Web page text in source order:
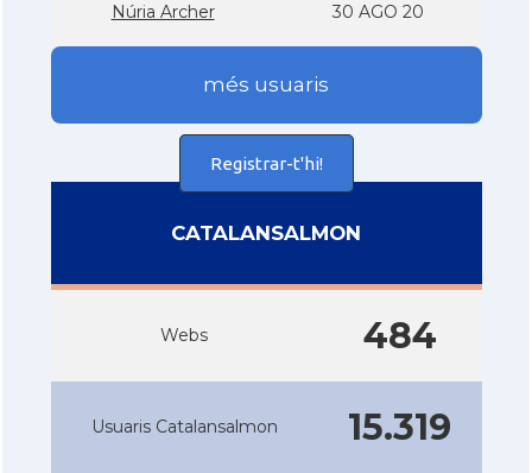
Núria Archer 30 AGO 20
més usuaris
Registrar-t'hi!
CATALANSALMON
Webs 484
Usuaris Catalansalmon 15.319